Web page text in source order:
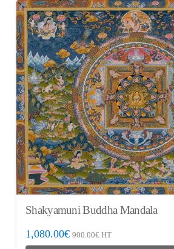
Shakyamuni Buddha Mandala
1,080.00€ 900.00€HT